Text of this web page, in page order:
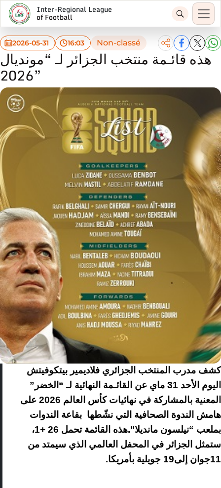
Inter-Regional League
of Football
2026-05-31 16:03 Non-classé
هذه قائـمة منتخب الجزائر لـ “مونديال
2026”
كشف مدرب المنتخب الجزائري فلاديمير بيتكوفيتش
اليوم الأحد 31 ماي عن القائـمة النهائية لـ “الخضر”
المعنية بالمشاركة في نهائيات كأس العالم 2026 على
هامش الندوة الصحافية التي نشّطها بقاعة الندوات
بملعب “نيلسون مانديلا".هذه القائمة تحمل 26 +1،
ستمثل الجزائر في المحفل العالمي الذي سيمتد من
11جوان إلى19 جويلية بأمريكا.